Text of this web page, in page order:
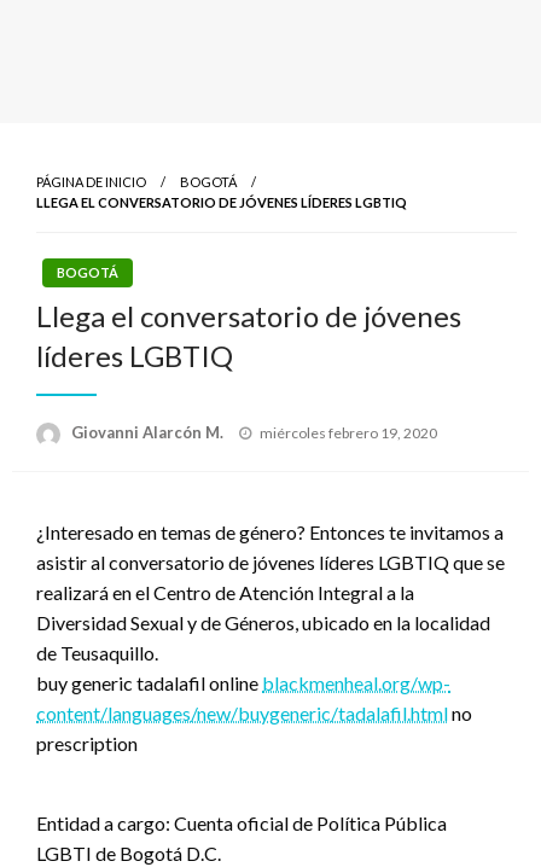
PÁGINA DE INICIO
BOGOTÁ
LLEGA EL CONVERSATORIO DE JÓVENES LÍDERES LGBTIQ
BOGOTÁ
Llega el conversatorio de jóvenes
líderes LGBTIQ
Giovanni Alarcón M.
Publicado
miércoles febrero 19, 2020
¿Interesado en temas de género? Entonces te invitamos a
asistir al conversatorio de jóvenes líderes LGBTIQ que se
realizará en el Centro de Atención Integral a la
Diversidad Sexual y de Géneros, ubicado en la localidad
de Teusaquillo.
buy generic tadalafil online blackmenheal.org/wp-
content/languages/new/buygeneric/tadalafil.htmlno
prescription
Entidad a cargo: Cuenta oficial de Política Pública
LGBTI de Bogotá D.C.